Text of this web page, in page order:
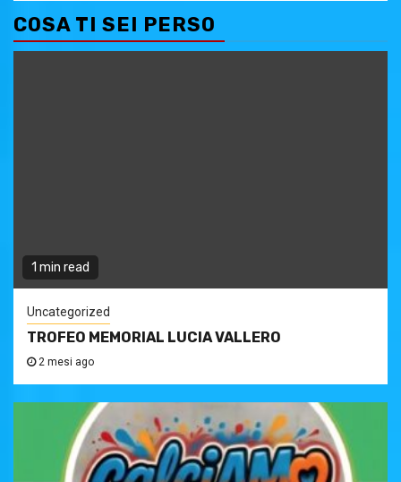
COSA TI SEI PERSO
1 min read
Uncategorized
TROFEO MEMORIAL LUCIA VALLERO
2 mesi ago